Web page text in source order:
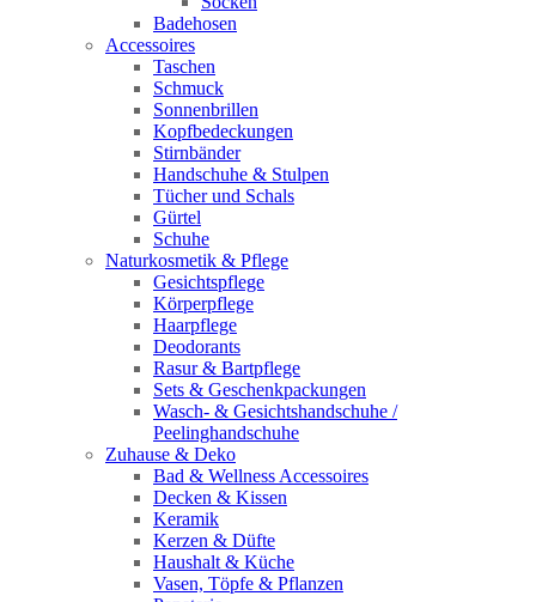
Badehosen
Accessoires
Taschen
Schmuck
Sonnenbrillen
Kopfbedeckungen
Stirnbänder
Handschuhe & Stulpen
Tücher und Schals
Gürtel
Schuhe
Naturkosmetik & Pflege
Gesichtspflege
Körperpflege
Haarpflege
Deodorants
Rasur & Bartpflege
Sets & Geschenkpackungen
Wasch‑ & Gesichtshandschuhe /
Peelinghandschuhe
Zuhause & Deko
Bad & Wellness Accessoires
Decken & Kissen
Keramik
Kerzen & Düfte
Haushalt & Küche
Vasen, Töpfe & Pflanzen